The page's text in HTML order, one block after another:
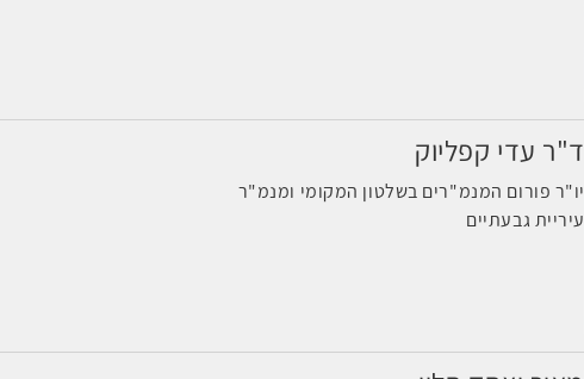
ד"ר עדי קפליוק
יו"ר פורום המנמ"רים בשלטון המקומי ומנמ"ר
עיריית גבעתיים